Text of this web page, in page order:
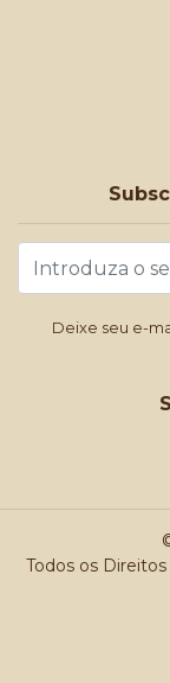
Deixe seu e-
Todos os